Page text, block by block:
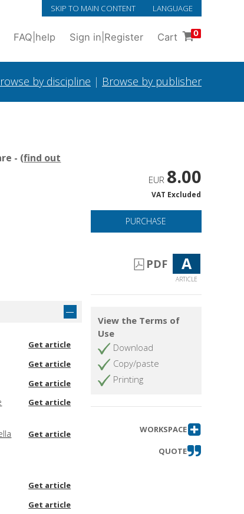
SKIP TO MAIN CONTENT LANGUAGE
FAQ help Sign in Register Cart 0
by discipline | Browse by publisher
- (find out
Get article
Get article
Get article
Get article
Get article
Get article
Get article
EUR 8.00
VAT Excluded
PURCHASE
PDF A
ARTICLE
View the Terms of
Use
Download
Copy/paste
Printing
WORKSPACE
QUOTE